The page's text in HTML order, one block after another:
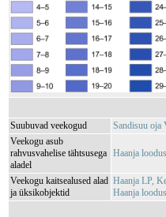
Suubuvad veekogud
Sandisuu oja
Veekogu asub
rahvusvahelise tähtsusega
aladel
Haanja
Veekogu kaitsealused alad
ja üksikobjektid
Haanja LP,
Haanja